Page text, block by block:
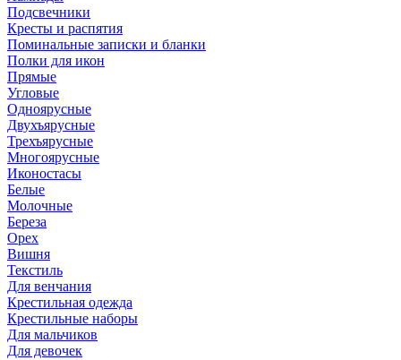
Подсвечники
Кресты и распятия
Поминальные записки и бланки
Полки для икон
Прямые
Угловые
Одноярусные
Двухъярусные
Трехъярусные
Многоярусные
Иконостасы
Белые
Молочные
Береза
Орех
Вишня
Текстиль
Для венчания
Крестильная одежда
Крестильные наборы
Для мальчиков
Для девочек